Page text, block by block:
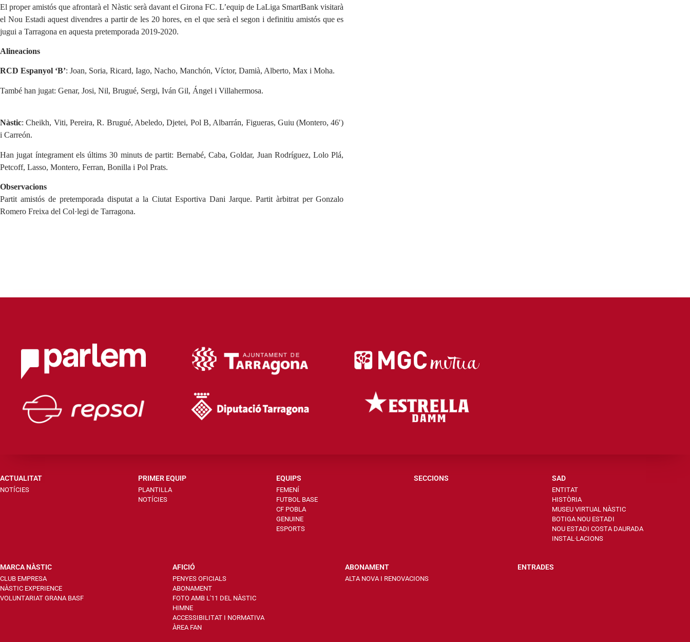
El proper amistós que afrontarà el Nàstic serà davant el Girona FC. L’equip de LaLiga SmartBank visitarà
el Nou Estadi aquest divendres a partir de les 20 hores, en el que serà el segon i definitiu amistós que es
jugui a Tarragona en aquesta pretemporada 2019-2020.
Alineacions
RCD Espanyol ‘B’: Joan, Soria, Ricard, Iago, Nacho, Manchón, Víctor, Damià, Alberto, Max i Moha.
També han jugat: Genar, Josi, Nil, Brugué, Sergi, Iván Gil, Ángel i Villahermosa.
Nàstic: Cheikh, Viti, Pereira, R. Brugué, Abeledo, Djetei, Pol B, Albarrán, Figueras, Guiu (Montero, 46′)
i Carreón.
Han jugat íntegrament els últims 30 minuts de partit: Bernabé, Caba, Goldar, Juan Rodríguez, Lolo Plá,
Petcoff, Lasso, Montero, Ferran, Bonilla i Pol Prats.
Observacions
Partit amistós de pretemporada disputat a la Ciutat EsportivaDani Jarque. Partit àrbitrat per Gonzalo
Romero Freixa del Col·legi de Tarragona.
ACTUALITAT
NOTÍCIES
PRIMER EQUIP
PLANTILLA
NOTÍCIES
EQUIPS
FEMENÍ
FUTBOL BASE
CF POBLA
GENUINE
ESPORTS
SECCIONS SAD
ENTITAT
HISTÒRIA
MUSEU VIRTUAL NÀSTIC
BOTIGA NOU ESTADI
NOU ESTADI COSTA DAURADA
INSTAL·LACIONS
MARCA NÀSTIC
CLUB EMPRESA
NÀSTIC EXPERIENCE
VOLUNTARIAT GRANA BASF
AFICIÓ
PENYES OFICIALS
ABONAMENT
FOTO AMB L'11 DEL NÀSTIC
HIMNE
ACCESSIBILITAT I NORMATIVA
ÀREA FAN
ABONAMENT
ALTA NOVA I RENOVACIONS
ENTRADES